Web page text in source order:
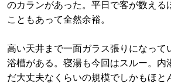
のカランがあった。平日で客が数える
こともあって全然余裕。
高い天井まで一面ガラス張りになって
浴槽がある。寝湯も今回はスルー。内
だ大丈夫なくらいの規模でしかもほと